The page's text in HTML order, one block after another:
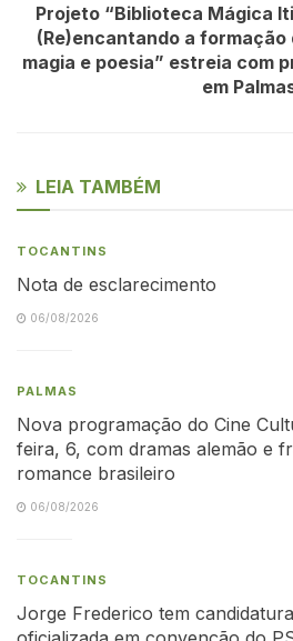
Projeto “Biblioteca Mágica
(Re)encantando a
magia e poesia” estreia com
em
LEIA TAMBÉM
TOCANTINS
Nota de esclarecimento
06/08/2026
PALMAS
Nova programação do Cine
feira, 6, com dramas alemão e
romance brasileiro
06/08/2026
TOCANTINS
Jorge Frederico tem